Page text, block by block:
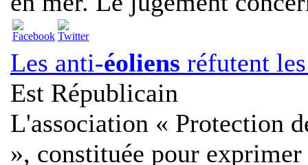
Les anti-éoliens réfutent
Est Républicain
L'association « Protection
», constituée pour